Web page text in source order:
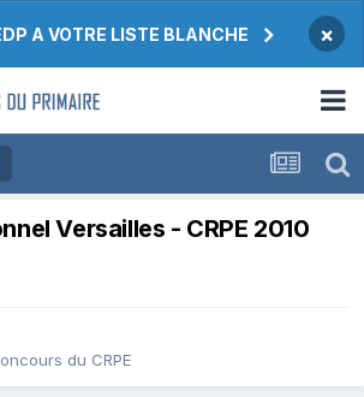
A VOTRE LISTE BLANCHE ×
Versailles - CRPE 2010
du CRPE